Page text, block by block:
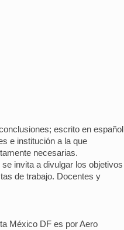
escrito en español
e institución a la que
necesarias.
invita a divulgar los objetivos
de trabajo. Docentes y
México DF es por Aero